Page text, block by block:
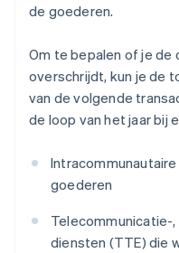
de goederen.
Om te bepalen of je de
overschrijdt, kun je de
van de volgende
de loop van het jaar bij
goederen
Telecommunicatie-
diensten (TTE) die